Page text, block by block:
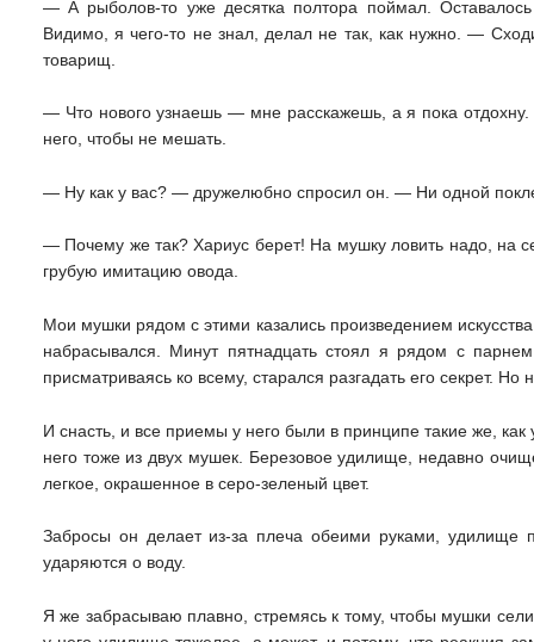
— А рыболов-то уже десятка полтора поймал.
Видимо, я чего-то не знал, делал не так, как нужно. —
товарищ.
— Что нового узнаешь — мне расскажешь, а я пока
него, чтобы не мешать.
— Ну как у вас? — дружелюбно спросил он. — Ни одной
— Почему же так? Хариус берет! На мушку ловить надо, на
грубую имитацию овода.
Мои мушки рядом с этими казались произведением
набрасывался. Минут пятнадцать стоял я рядом с
присматриваясь ко всему, старался разгадать его секрет. Но
И снасть, и все приемы у него были в принципе такие же,
него тоже из двух мушек. Березовое удилище, недавно
легкое, окрашенное в серо-зеленый цвет.
Забросы он делает из-за плеча обеими руками, удилище
ударяются о воду.
Я же забрасываю плавно, стремясь к тому, чтобы мушки